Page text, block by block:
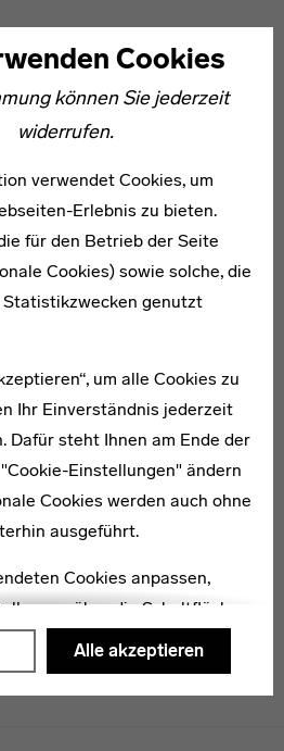
Cookies
können Sie jederzeit
widerrufen.
verwendet Cookies, um
Erlebnis zu bieten.
für den Betrieb der Seite
Cookies) sowie solche, die
Statistikzwecken genutzt
um alle Cookies zu
Ihr Einverständnis jederzeit
Dafür steht Ihnen am Ende der
Einstellungen" ändern
Cookies werden auch ohne
ausgeführt.
Cookies anpassen,
über die Schaltfläche
Alle akzeptieren
Marx